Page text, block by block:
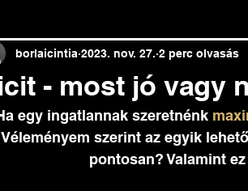
- most jó vagy
borlaicintia 2023. nov. 27. 2 perc olvasás
egy ingatlannak szeretnénk
Véleményem szerint az egyik
pontosan? Valamint